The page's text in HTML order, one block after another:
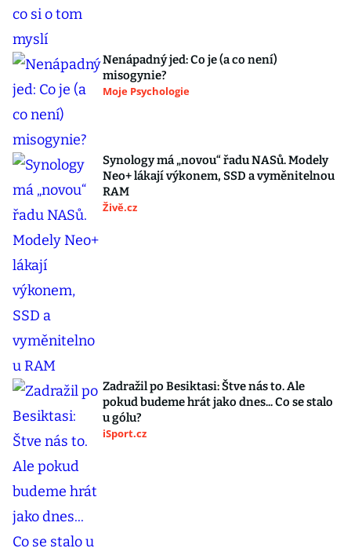
Nenápadný jed: Co je (a co není)
misogynie?
Moje Psychologie
Synology má „novou“ řadu NASů. Modely
Neo+ lákají výkonem, SSD a vyměnitelnou
RAM
Živě.cz
Zadražil po Besiktasi: Štve nás to. Ale
pokud budeme hrát jako dnes... Co se stalo
u gólu?
iSport.cz